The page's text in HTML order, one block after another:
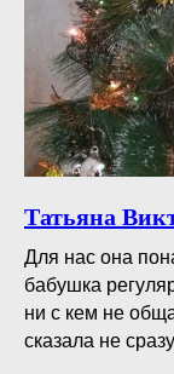
Татьяна
Для нас она
бабушка
ни с кем не
сказала не